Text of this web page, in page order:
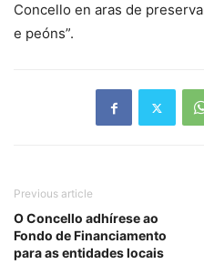
Concello en aras de
e peóns”.
Previous article
O Concello adhírese ao
Fondo de Financiamento
para as entidades locais